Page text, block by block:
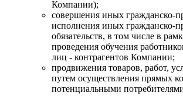
Компании);
совершения иных гражданско-
исполнения иных гражданско-
обязательств, в том числе в
проведения обучения
лиц - контрагентов Компании;
продвижения товаров, работ,
путем осуществления прямых
потенциальными